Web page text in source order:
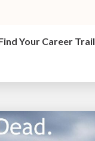
Your Career Trail